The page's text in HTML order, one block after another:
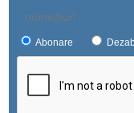
Abonare